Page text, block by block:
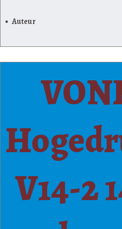
Auteur
V14-2